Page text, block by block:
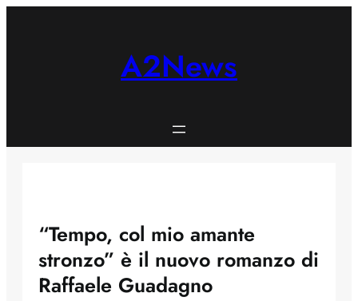
A2News
“Tempo, col mio amante
stronzo” è il nuovo romanzo di
Raffaele Guadagno